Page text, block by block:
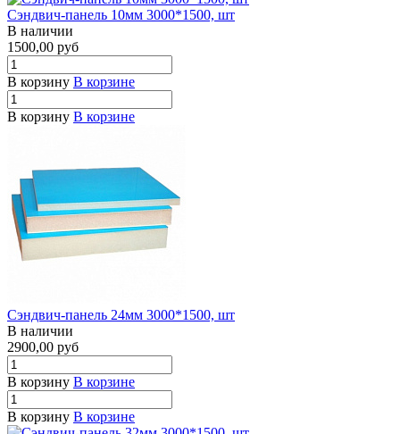
Сэндвич-панель 10мм 3000*1500, шт
В наличии
1500,00 руб
В корзину В корзине
В корзину В корзине
Сэндвич-панель 24мм 3000*1500, шт
В наличии
2900,00 руб
В корзину В корзине
В корзину В корзине